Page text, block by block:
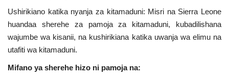
Ushirikiano katika nyanja za kitamaduni: Misri na Sierra Leone
huandaa sherehe za pamoja za kitamaduni, kubadilishana
wajumbe wa kisanii, na kushirikiana katika uwanja wa elimu na
utafiti wa kitamaduni.
Mifano ya sherehe hizo ni pamoja na: